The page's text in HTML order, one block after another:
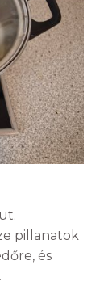
pillanatok
és